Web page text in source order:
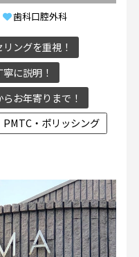
歯科口腔外科
ングを重視！
に説明！
らお年寄りまで！
PMTC・ポリッシング